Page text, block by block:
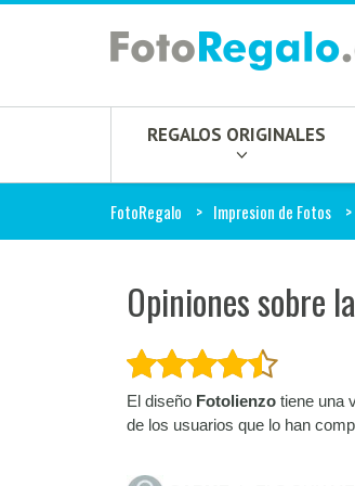
REGALOS ORIGINALES
FotoRegalo Impresion de Fotos
Opiniones sobre
El diseño Fotolienzo tiene una
de los usuarios que lo han